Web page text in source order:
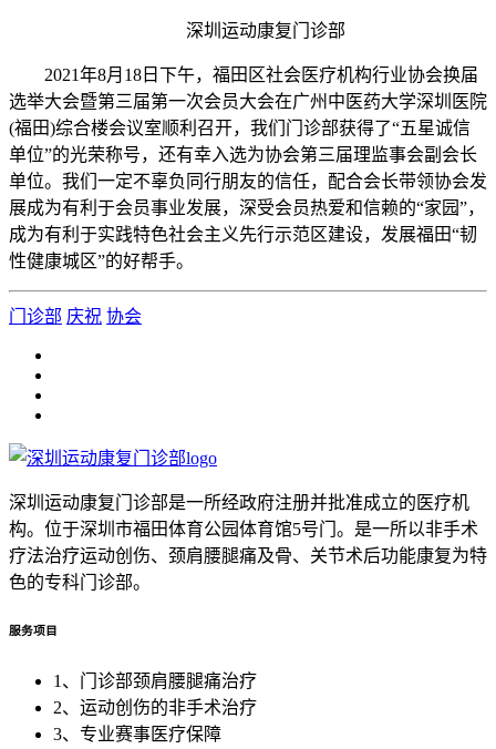
深圳运动康复门诊部
2021年8月18日下午，福田区社会医疗机构行业协会换届
选举大会暨第三届第一次会员大会在广州中医药大学深圳医院
(福田)综合楼会议室顺利召开，我们门诊部获得了“五星诚信
单位”的光荣称号，还有幸入选为协会第三届理监事会副会长
单位。我们一定不辜负同行朋友的信任，配合会长带领协会发
展成为有利于会员事业发展，深受会员热爱和信赖的“家园”，
成为有利于实践特色社会主义先行示范区建设，发展福田“韧
性健康城区”的好帮手。
门诊部 庆祝 协会
深圳运动康复门诊部是一所经政府注册并批准成立的医疗机
构。位于深圳市福田体育公园体育馆5号门。是一所以非手术
疗法治疗运动创伤、颈肩腰腿痛及骨、关节术后功能康复为特
色的专科门诊部。
服务项目
1、门诊部颈肩腰腿痛治疗
2、运动创伤的非手术治疗
3、专业赛事医疗保障